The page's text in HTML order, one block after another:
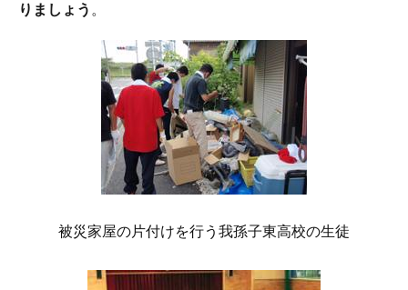
りましょう 。
被災家屋の片付けを行う我孫子東高校の生徒